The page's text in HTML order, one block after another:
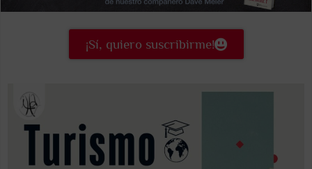
¡Sí, quiero suscribirme!